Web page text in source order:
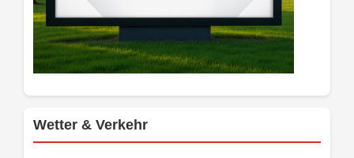
Wetter & Verkehr